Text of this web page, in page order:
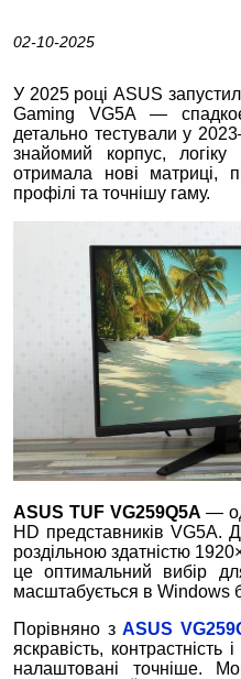
02-10-2025
У 2025 році ASUS
Gaming VG5A —
детально тестували у
знайомий корпус,
отримала нові матриці,
профілі та точнішу гаму.
ASUS TUF VG259Q5A —
HD представників VG5A.
роздільною здатністю
це оптимальний вибір
масштабується в Windows
Порівняно зASUS
яскравість, контрастність
налаштовані точніше.